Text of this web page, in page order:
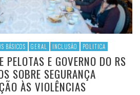
BÁSICOS GERAL INCLUSÃO POLITICA
PELOTAS E GOVERNO DO RS
SOBRE SEGURANÇA
ÀS VIOLÊNCIAS